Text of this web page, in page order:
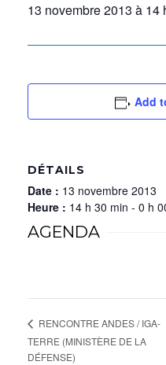
13 novembre 2013 à 14
Add
DÉTAILS
Date : 13 novembre 2013
Heure : 14 h 30 min - 0 h
AGENDA
RENCONTRE ANDES / IGA-
TERRE (MINISTÈRE DE LA
DÉFENSE)